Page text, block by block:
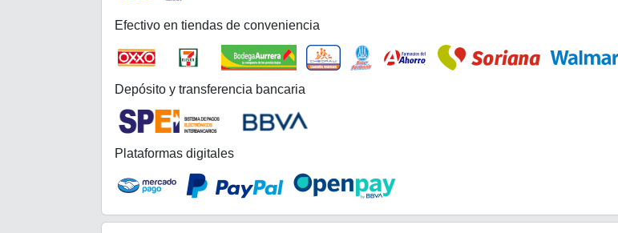
Efectivo en tiendas de conveniencia
Depósito y transferencia bancaria
Plataformas digitales